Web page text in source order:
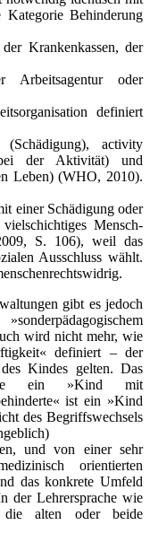
Kategorie Behinderung
Krankenkassen, der
Arbeitsagentur oder
definiert
activity
bei der Aktivität) und
Leben) (WHO, 2010).
einer Schädigung oder
Mensch-
S. 106), weil das
Ausschluss wählt.
gibt es jedoch
wird nicht mehr, wie
definiert – der
Kindes gelten. Das
ein »Kind mit
ist ein »Kind
des Begriffswechsels
und von einer sehr
orientierten
das konkrete Umfeld
der Lehrersprache wie
alten oder beide